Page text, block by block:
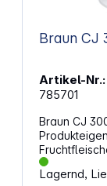
Artikel-Nr.:
785701
Braun CJ
auf dem
Lagernd,